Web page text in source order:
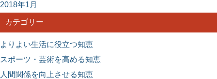
2018年1月
カテゴリー
よりよい生活に役立つ知恵
スポーツ・芸術を高める知恵
人間関係を向上させる知恵